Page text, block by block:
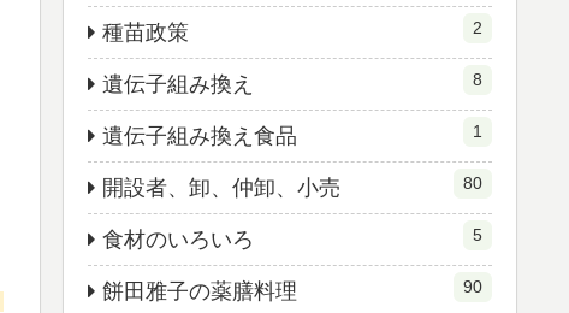
種苗政策 2
遺伝子組み換え 8
遺伝子組み換え食品 1
開設者、卸、仲卸、小売 80
食材のいろいろ 5
餅田雅子の薬膳料理 90